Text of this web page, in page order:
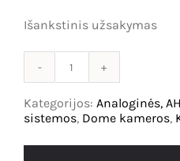
Maitinimo šaltiniai
Prisiminti
mane
Registruotis
Išankstinis užsakymas
produkto
HiLook
Kategorijos: Analoginės,
sistemos, Dome kameros,